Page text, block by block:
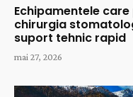
Echipamentele
chirurgia
suport tehnic rapid
mai 27, 2026